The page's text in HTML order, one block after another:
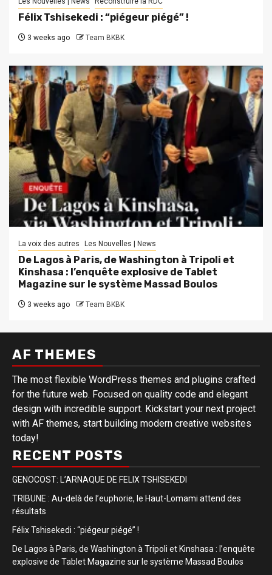
Félix Tshisekedi : “piégeur piégé” !
3 weeks ago Team BKBK
La voix des autres Les Nouvelles | News
De Lagos à Paris, de Washington à Tripoli et
Kinshasa : l’enquête explosive de Tablet
Magazine sur le système Massad Boulos
3 weeks ago Team BKBK
AF THEMES
The most flexible WordPress themes and plugins crafted
for the future web. Focused on quality code and elegant
design with incredible support. Kickstart your next project
with AF themes, start building modern creative websites
today!
RECENT POSTS
GENOCOST: L’ARNAQUE DE FELIX TSHISEKEDI
TRIBUNE : Au-delà de l’euphorie, le Haut-Lomami attend des
résultats
Félix Tshisekedi : “piégeur piégé” !
De Lagos à Paris, de Washington à Tripoli et Kinshasa : l’enquête
explosive de Tablet Magazine sur le système Massad Boulos